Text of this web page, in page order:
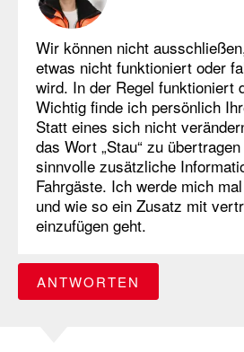
Wir können nicht
etwas nicht funktioniert oder
wird. In der Regel funktioniert
Wichtig finde ich persönlich
Statt eines sich nicht
das Wort „Stau“ zu
sinnvolle zusätzliche
Fahrgäste. Ich werde mich
und wie so ein Zusatz mit
einzufügen geht.
ANTWORTEN